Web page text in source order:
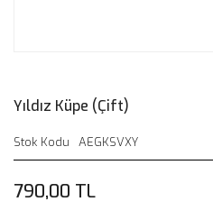
Yıldız Küpe (Çift)
Stok Kodu AEGKSVXY
790,00 TL